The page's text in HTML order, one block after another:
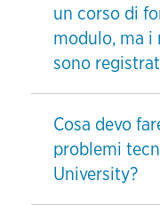
un corso di
modulo, ma i
sono
Cosa devo
problemi
University?